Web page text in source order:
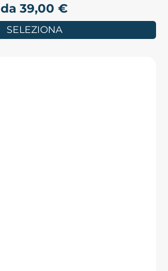
da 39,00 €
SELEZIONA